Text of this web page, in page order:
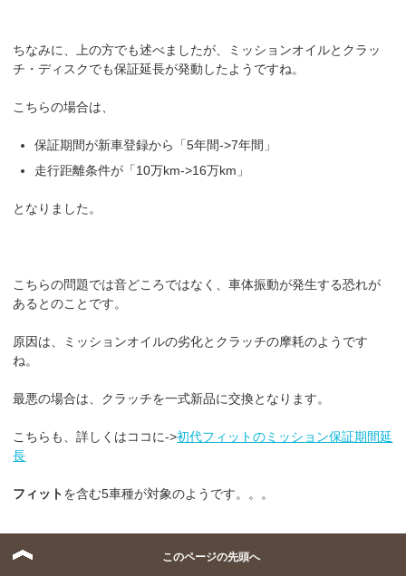
ちなみに、上の方でも述べましたが、ミッションオイルとクラッ
チ・ディスクでも保証延長が発動したようですね。
こちらの場合は、
保証期間が新車登録から「5年間->7年間」
走行距離条件が「10万km->16万km」
となりました。
こちらの問題では音どころではなく、車体振動が発生する恐れが
あるとのことです。
原因は、ミッションオイルの劣化とクラッチの摩耗のようです
ね。
最悪の場合は、クラッチを一式新品に交換となります。
こちらも、詳しくはココに->初代フィットのミッション保証期間延
長
フィットを含む5車種が対象のようです。。。
このページの先頭へ